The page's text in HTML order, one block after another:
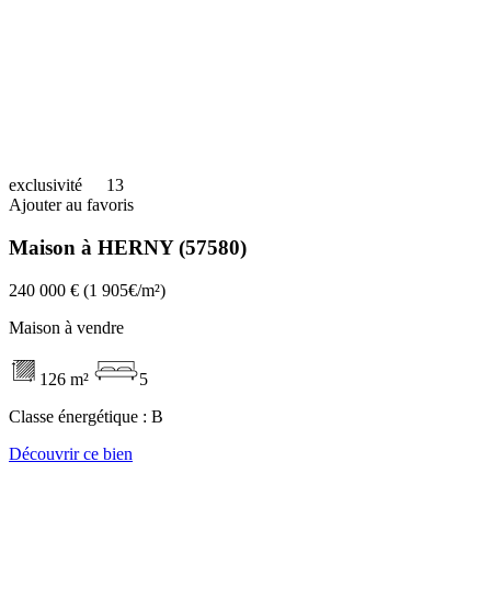
exclusivité
13
Ajouter au favoris
Maison à HERNY (57580)
240 000 € (1 905€/m²)
Maison à vendre
126 m²
5
Classe énergétique : B
Découvrir ce bien